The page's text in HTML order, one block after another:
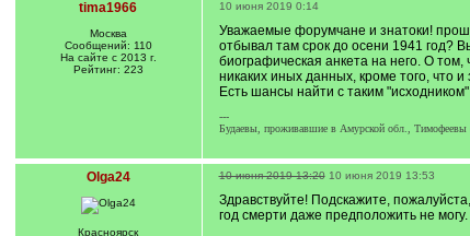
tima1966
Москва
Сообщений: 110
На сайте с 2013 г.
Рейтинг: 223
10 июня 2019 0:14
Уважаемые форумчане и знатоки!
отбывал там срок до осени 1941 год?
биографическая анкета на него. О
никаких иных данных, кроме того, что
Есть шансы найти с таким
---
Будаевы, проживавшие в Амурской обл., Тимофеевы
Olga24
Красноярск
10 июня 2019 13:20 10 июня 2019 13:53
Здравствуйте! Подскажите,
год смерти даже предположить не